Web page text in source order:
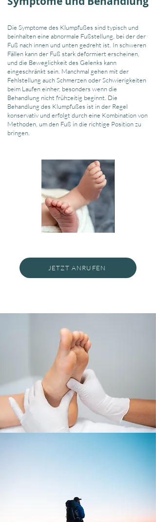
Die Symptome des Klumpfußes sind typisch und
beinhalten eine abnormale Fußstellung, bei der der
Fuß nach innen und unten gedreht ist. In schweren
Fällen kann der Fuß stark deformiert erscheinen,
und die Beweglichkeit des Gelenks kann
eingeschränkt sein. Manchmal gehen mit der
Fehlstellung auch Schmerzen oder Schwierigkeiten
beim Laufen einher, besonders wenn die
Behandlung nicht frühzeitig beginnt. Die
Behandlung des Klumpfußes ist in der Regel
konservativ und erfolgt durch eine Kombination von
Methoden, um den Fuß in die richtige Position zu
bringen.
JETZT ANRUFEN